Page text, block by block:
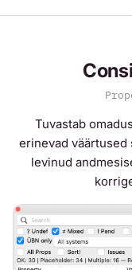
Tuvastab
erinevad
levinud